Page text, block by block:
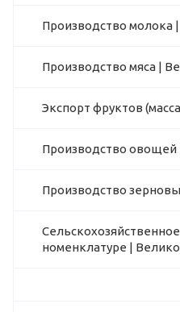
Производство молока
Производство мяса |
Экспорт фруктов
Производство овощей
Производство
номенклатуре |